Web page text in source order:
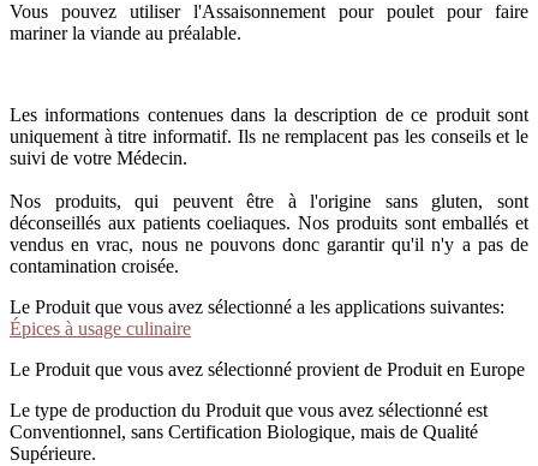
Vous pouvez utiliser l'Assaisonnement pour poulet pour faire
mariner la viande au préalable.
Les informations contenues dans la description de ce produit sont
uniquement à titre informatif. Ils ne remplacent pas les conseils et le
suivi de votre Médecin.
Nos produits, qui peuvent être à l'origine sans gluten, sont
déconseillés aux patients coeliaques. Nos produits sont emballés et
vendus en vrac, nous ne pouvons donc garantir qu'il n'y a pas de
contamination croisée.
Le Produit que vous avez sélectionné a les applications suivantes:
Épices à usage culinaire
Le Produit que vous avez sélectionné provient de Produit en Europe
Le type de production du Produit que vous avez sélectionné est
Conventionnel, sans Certification Biologique, mais de Qualité
Supérieure.